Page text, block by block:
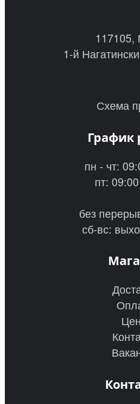
117105,
1-й
Схема
График
пн - чт:
пт:
без
сб-вс: